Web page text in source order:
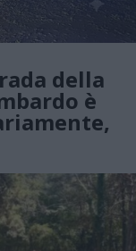
della
è